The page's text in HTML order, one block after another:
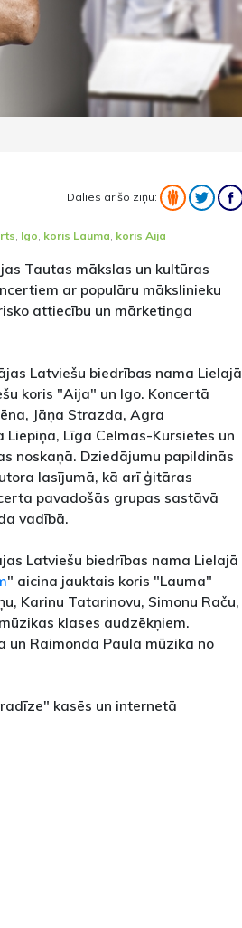
Dalies ar šo ziņu:
, Igo, koris Lauma, koris Aija
Tautas mākslas un kultūras
ar populāru mākslinieku
attiecību un mārketinga
Latviešu biedrības nama Lielajā
koris "Aija" un Igo. Koncertā
Jāņa Strazda, Agra
Līga Celmas-Kursietes un
noskaņā. Dziedājumu papildinās
lasījumā, kā arī ģitāras
pavadošās grupas sastāvā
vadībā.
Latviešu biedrības nama Lielajā
" aicina jauktais koris "Lauma"
Karinu Tatarinovu, Simonu Raču,
klases audzēkņiem.
un Raimonda Paula mūzika no
kasēs un internetā